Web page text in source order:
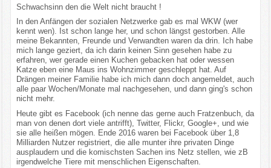
Schwachsinn den die Welt nicht braucht !
In den Anfängen der sozialen Netzwerke gab es mal WKW (wer
kennt wen). Ist schon lange her, und schon längst gestorben. Alle
meine Bekannten, Freunde und Verwandten waren da drin. Ich habe
mich lange geziert, da ich darin keinen Sinn gesehen habe zu
erfahren, wer gerade einen Kuchen gebacken hat oder wessen
Katze eben eine Maus ins Wohnzimmer geschleppt hat. Auf
Drängen meiner Familie habe ich mich dann doch angemeldet, auch
alle paar Wochen/Monate mal nachgesehen, und dann ging's schon
nicht mehr.
Heute gibt es Facebook (ich nenne das gerne auch Fratzenbuch, da
man von denen dort viele antrifft), Twitter, Flickr, Google+, und wie
sie alle heißen mögen. Ende 2016 waren bei Facebook über 1,8
Milliarden Nutzer registriert, die alle munter ihre privaten Dinge
ausplaudern und die komischsten Sachen ins Netz stellen, wie zB
irgendwelche Tiere mit menschlichen Eigenschaften.